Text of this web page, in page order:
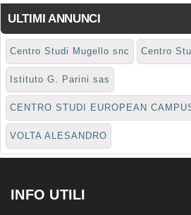
ULTIMI ANNUNCI
Centro Studi Mugello snc Centro
Istituto G. Parini sas
CENTRO STUDI EUROPEAN
VOLTA ALESANDRO
INFO UTILI